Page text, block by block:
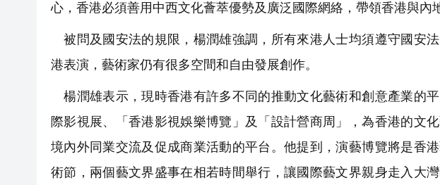
心，香港必須善用中西文化薈萃優勢及廣泛國際網絡，帶領香港與內
被問及國安法的規限，楊潤雄強調，所有來港人士均須遵守國安
港表演，藝術家仍有很多空間和自由發展創作。
楊潤雄表示，現時香港有許多不同的推動文化藝術和創意產業的
際影視展、「香港影視娛樂博覽」及「設計營商周」，為香港的文
境內外同業交流及促成商業活動的平台。他提到，演藝博覽將是香
術節，兩個藝文界盛事在相若時間舉行，讓國際藝文界親身走入大